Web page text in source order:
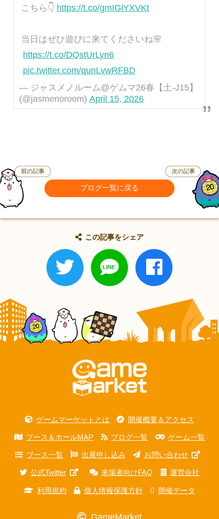
こちら👇 https://t.co/gmIGlYXVKt
当日はぜひ遊びに来てくださいね🌸
https://t.co/DQstUrLyn6
pic.twitter.com/qunLvwRFBD
— ジャスメノルーム@ゲムマ26春【土-J15】
(@jasmenoroom) April 15, 2026
前の記事
ブログ一覧に戻る
次の記事
この記事をシェア
ゲームマーケットとは 開催概要＆アクセス
ブース＆ホールMAP ブログ一覧 ゲーム一覧
ブース一覧 出展申し込み お問い合わせ
公式Twitter 来場者向けFAQ 運営会社
利用規約 個人情報保護方針 開催データ